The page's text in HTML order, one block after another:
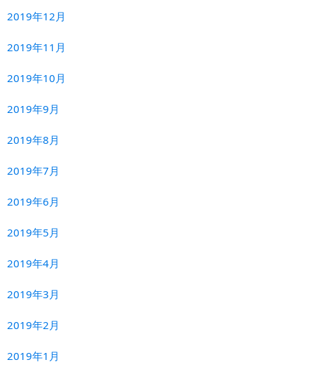
2019年12月
2019年11月
2019年10月
2019年9月
2019年8月
2019年7月
2019年6月
2019年5月
2019年4月
2019年3月
2019年2月
2019年1月